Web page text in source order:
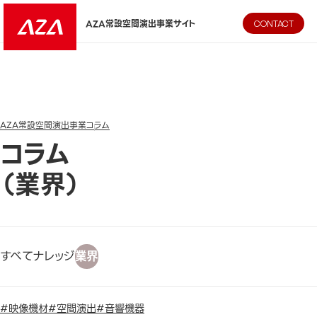
AZA CORPORATION（株式会社エージーエーコーポレーショ
AZA常設空間演出事業サイト CONTACT
AZA常設空間演出事業コラム
コラム
（業界）
すべてナレッジ業界
#映像機材#空間演出#音響機器